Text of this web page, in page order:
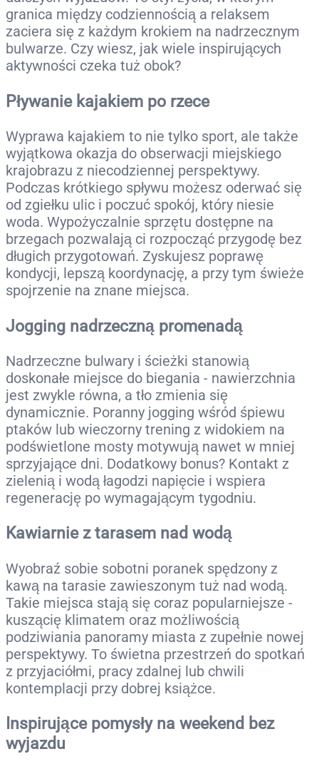
granica między codziennością a relaksem
zaciera się z każdym krokiem na nadrzecznym
bulwarze. Czy wiesz, jak wiele inspirujących
aktywności czeka tuż obok?
Pływanie kajakiem po rzece
Wyprawa kajakiem to nie tylko sport, ale także
wyjątkowa okazja do obserwacji miejskiego
krajobrazu z niecodziennej perspektywy.
Podczas krótkiego spływu możesz oderwać się
od zgiełku ulic i poczuć spokój, który niesie
woda. Wypożyczalnie sprzętu dostępne na
brzegach pozwalają ci rozpocząć przygodę bez
długich przygotowań. Zyskujesz poprawę
kondycji, lepszą koordynację, a przy tym świeże
spojrzenie na znane miejsca.
Jogging nadrzeczną promenadą
Nadrzeczne bulwary i ścieżki stanowią
doskonałe miejsce do biegania - nawierzchnia
jest zwykle równa, a tło zmienia się
dynamicznie. Poranny jogging wśród śpiewu
ptaków lub wieczorny trening z widokiem na
podświetlone mosty motywują nawet w mniej
sprzyjające dni. Dodatkowy bonus? Kontakt z
zielenią i wodą łagodzi napięcie i wspiera
regenerację po wymagającym tygodniu.
Kawiarnie z tarasem nad wodą
Wyobraź sobie sobotni poranek spędzony z
kawą na tarasie zawieszonym tuż nad wodą.
Takie miejsca stają się coraz popularniejsze -
kuszącię klimatem oraz możliwością
podziwiania panoramy miasta z zupełnie nowej
perspektywy. To świetna przestrzeń do spotkań
z przyjaciółmi, pracy zdalnej lub chwili
kontemplacji przy dobrej książce.
Inspirujące pomysły na weekend bez
wyjazdu